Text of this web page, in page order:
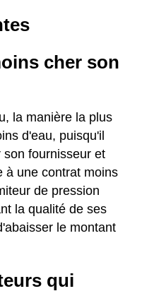
cher son
la manière la plus
d'eau, puisqu'il
fournisseur et
à une contrat moins
de pression
la qualité de ses
le montant
qui